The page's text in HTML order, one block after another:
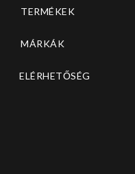
TERMÉKEK
MÁRKÁK
ELÉRHETŐSÉG